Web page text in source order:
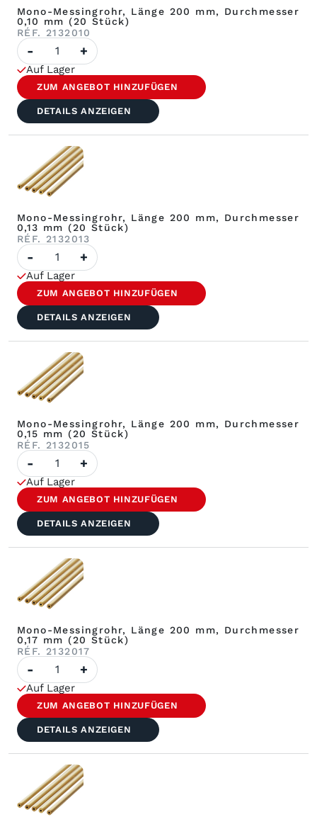
Mono-Messingrohr, Länge 200 mm, Durchmesser
0,10 mm (20 Stück)
RÉF. 2132010
Menge
an
Messing-
Einzelrohren,
Länge
200
mm,
Durchmesser
0,10
Stück)
- +
Auf Lager
ZUM ANGEBOT HINZUFÜGEN
DETAILS ANZEIGEN
Mono-Messingrohr, Länge 200 mm, Durchmesser
0,13 mm (20 Stück)
RÉF. 2132013
Menge:
Messingrohr,
einlagig,
Länge
200
mm,
Durchmesser
0,13
mm
Stück)
- +
Auf Lager
ZUM ANGEBOT HINZUFÜGEN
DETAILS ANZEIGEN
Mono-Messingrohr, Länge 200 mm, Durchmesser
0,15 mm (20 Stück)
RÉF. 2132015
Menge
an
Messing-
Einzelrohren,
Länge
200
mm,
Durchmesser
0,15
Stück)
- +
Auf Lager
ZUM ANGEBOT HINZUFÜGEN
DETAILS ANZEIGEN
Mono-Messingrohr, Länge 200 mm, Durchmesser
0,17 mm (20 Stück)
RÉF. 2132017
Menge:
Messingrohr,
einlagig,
Länge
200
mm,
Durchmesser
0,17
mm
Stück)
- +
Auf Lager
ZUM ANGEBOT HINZUFÜGEN
DETAILS ANZEIGEN